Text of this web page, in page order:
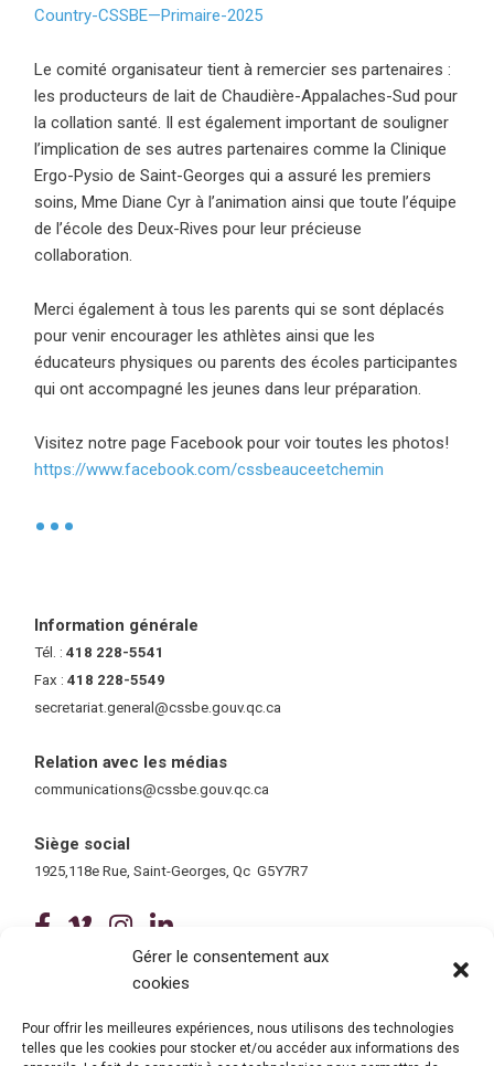
Gérer le consentement aux
cookies
Pour offrir les meilleures expériences, nous utilisons des technologies
telles que les cookies pour stocker et/ou accéder aux informations des
Country-CSSBE—Primaire-2025
Le comité organisateur tient à remercier ses partenaires :
les producteurs de lait de Chaudière-Appalaches-Sud pour
la collation santé. Il est également important de souligner
l’implication de ses autres partenaires comme la Clinique
Ergo-Pysio de Saint-Georges qui a assuré les premiers
soins, Mme Diane Cyr à l’animation ainsi que toute l’équipe
de l’école des Deux-Rives pour leur précieuse
collaboration.
Merci également à tous les parents qui se sont déplacés
pour venir encourager les athlètes ainsi que les
éducateurs physiques ou parents des écoles participantes
qui ont accompagné les jeunes dans leur préparation.
Visitez notre page Facebook pour voir toutes les photos!
https://www.facebook.com/cssbeauceetchemin
•
Information générale
Tél. :418 228-5541
Fax :418 228-5549
secretariat.general@cssbe.gouv.qc.ca
Relation avec les médias
communications@cssbe.gouv.qc.ca
Siège social
1925,118e Rue, Saint-Georges, Qc G5Y7R7
(ce lien ouvre dans une nouvelle
(ce lien ouvre dans une nouvelle
(ce lien ouvre dans une
Tous droits réservés © 2026 Centre de services scolaire de la
Politique de confidentialité|Accessibilité
Conception site web : Ubéo solutions web(ce lien ouvre dans une nouvelle